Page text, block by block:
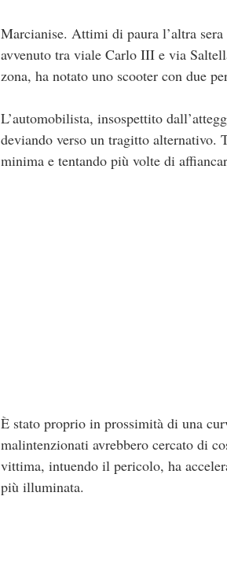
Marcianise. Attimi di paura l’altra
avvenuto tra viale Carlo III e via
zona, ha notato uno scooter con due
L’automobilista, insospettito
deviando verso un tragitto alternativo.
minima e tentando più volte di
È stato proprio in prossimità di una
malintenzionati avrebbero cercato di
vittima, intuendo il pericolo, ha
più illuminata.